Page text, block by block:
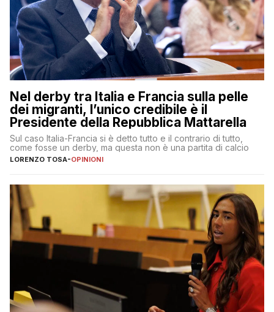
Nel derby tra Italia e Francia sulla pelle
dei migranti, l’unico credibile è il
Presidente della Repubblica Mattarella
Sul caso Italia-Francia si è detto tutto e il contrario di tutto,
come fosse un derby, ma questa non è una partita di calcio
LORENZO TOSA-OPINIONI